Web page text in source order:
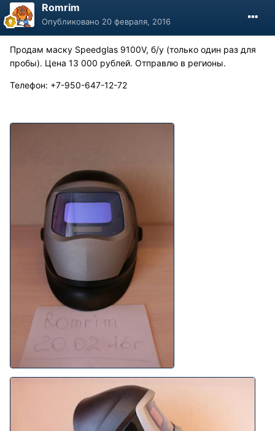
Romrim
Опубликовано 20 февраля, 2016
Продам маску Speedglas 9100V, б/у (только один раз для
пробы). Цена 13 000 рублей. Отправлю в регионы.
Телефон: +7-950-647-12-72